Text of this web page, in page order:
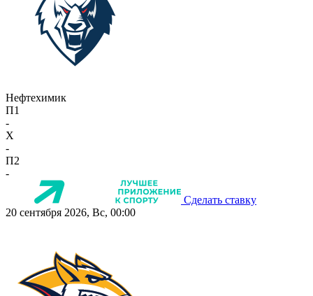
Нефтехимик
П1
-
X
-
П2
-
Сделать ставку
20 сентября 2026, Вс, 00:00